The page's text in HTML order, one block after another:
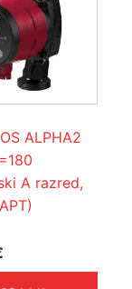
ALPHA2
A razred,
cijena